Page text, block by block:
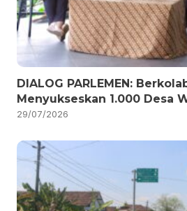
DIALOG PARLEMEN:
Menyukseskan 1.000 Desa
29/07/2026